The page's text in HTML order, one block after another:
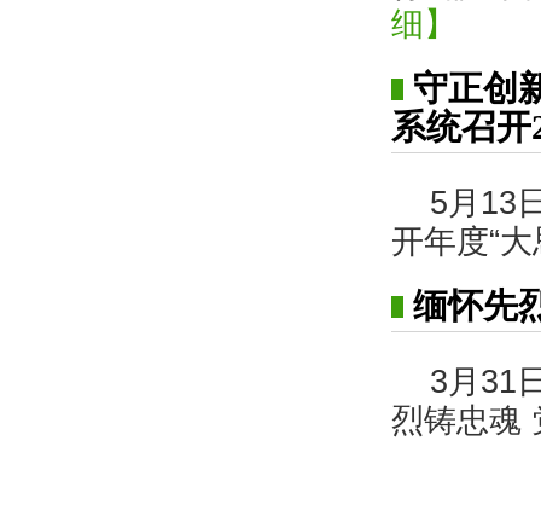
细】
守正创
系统召
5月13
开年度“
缅怀先
3月31
烈铸忠魂